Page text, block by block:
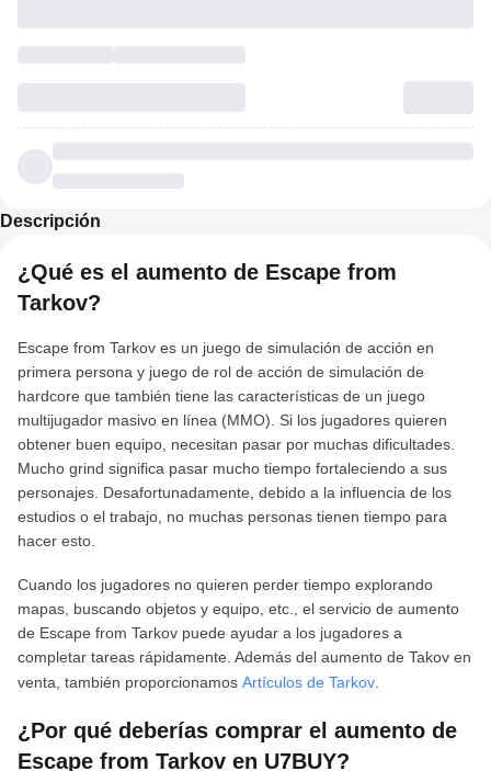
Descripción
¿Qué es el aumento de Escape from
Tarkov?
Escape from Tarkov es un juego de simulación de acción en
primera persona y juego de rol de acción de simulación de
hardcore que también tiene las características de un juego
multijugador masivo en línea (MMO). Si los jugadores quieren
obtener buen equipo, necesitan pasar por muchas dificultades.
Mucho grind significa pasar mucho tiempo fortaleciendo a sus
personajes. Desafortunadamente, debido a la influencia de los
estudios o el trabajo, no muchas personas tienen tiempo para
hacer esto.
Cuando los jugadores no quieren perder tiempo explorando
mapas, buscando objetos y equipo, etc., el servicio de aumento
de Escape from Tarkov puede ayudar a los jugadores a
completar tareas rápidamente. Además del aumento de Takov en
venta, también proporcionamos Artículos de Tarkov.
¿Por qué deberías comprar el aumento de
Escape from Tarkov en U7BUY?